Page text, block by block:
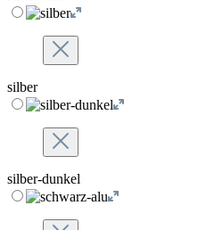
silber
silber-dunkel